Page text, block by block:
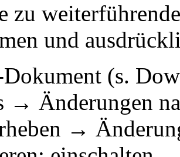
zu
und
(s.
→ Änderungen
→